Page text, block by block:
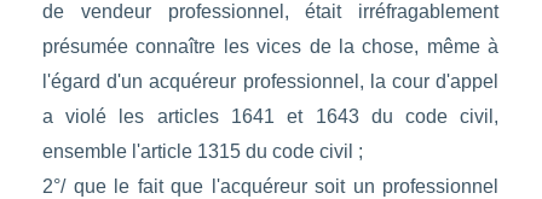
de vendeur professionnel, était irréfragablement
présumée connaître les vices de la chose, même à
l'égard d'un acquéreur professionnel, la cour d'appel
a violé les articles 1641 et 1643 du code civil,
ensemble l'article 1315 du code civil ;
2°/ que le fait que l'acquéreur soit un professionnel